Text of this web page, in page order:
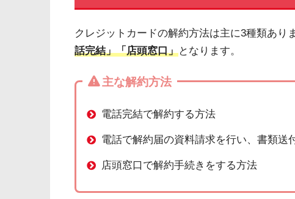
クレジットカードの解約方法は主に3種類あり
話完結」「店頭窓口」となります。
主な解約方法
電話完結で解約する方法
電話で解約届の資料請求を行い、書類送
店頭窓口で解約手続きをする方法